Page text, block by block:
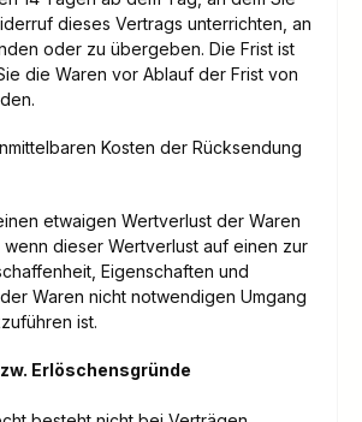
dieses Vertrags unterrichten, an
oder zu übergeben. Die Frist ist
die Waren vor Ablauf der Frist von
Kosten der Rücksendung
etwaigen Wertverlust der Waren
wenn dieser Wertverlust auf einen zur
Eigenschaften und
Waren nicht notwendigen Umgang
ist.
Erlöschensgründe